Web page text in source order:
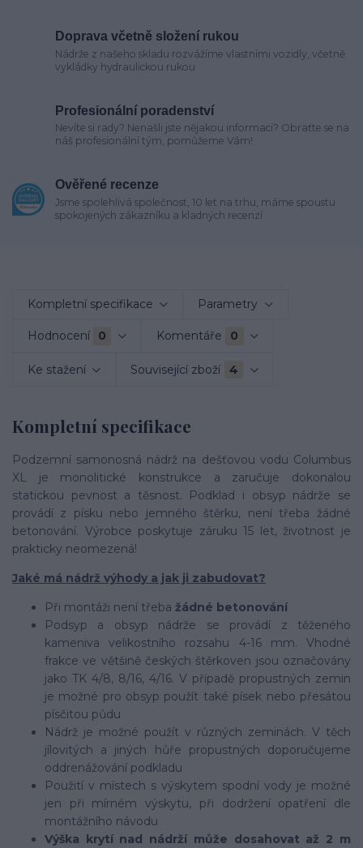
Doprava včetně složení rukou
Nádrže z našeho skladu rozvážíme vlastními vozidly, včetně
vykládky hydraulickou rukou
Profesionální poradenství
Nevíte si rady? Nenašli jste nějakou informaci? Obraťte se na
náš profesionální tým, pomůžeme Vám!
Ověřené recenze
Jsme spolehlivá společnost, 10 let na trhu, máme spoustu
spokojených zákazníku a kladných recenzí
Kompletní specifikace Parametry
Hodnocení 0 Komentáře 0
Ke stažení Související zboží 4
Kompletní specifikace
Podzemní samonosná nádrž na dešťovou vodu Columbus
XL je monolitické konstrukce a zaručuje dokonalou
statickou pevnost a těsnost. Podklad i obsyp nádrže se
provádí z písku nebo jemného štěrku, není třeba žádné
betonování. Výrobce poskytuje záruku 15 let, životnost je
prakticky neomezená!
Jaké má nádrž výhody a jak ji zabudovat?
Při montáži není třeba žádné betonování
Podsyp a obsyp nádrže se provádí z těženého
kameniva velikostního rozsahu 4-16 mm. Vhodné
frakce ve většině českých štěrkoven jsou označovány
jako TK 4/8, 8/16, 4/16. V případě propustných zemin
je možné pro obsyp použít také písek nebo přesátou
písčitou půdu
Nádrž je možné použít v různých zeminách. V těch
jílovitých a jiných hůře propustných doporučujeme
oddrenážování podkladu
Použití v místech s výskytem spodní vody je možné
jen při mírném výskytu, při dodržení opatření dle
montážního návodu
Výška krytí nad nádrží může dosahovat až 2 m